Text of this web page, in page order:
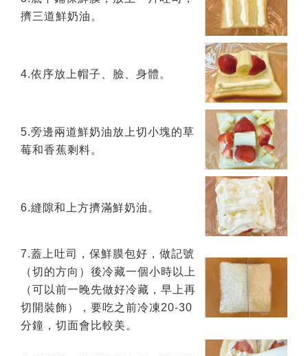
擠三道鮮奶油。
4.依序放上帽子、臉、身體。
5.旁邊兩道鮮奶油放上切小塊的草
莓和香蕉剩料。
6.縫隙和上方擠滿鮮奶油。
7.蓋上吐司，保鮮膜包好，做記號
（切的方向）後冷藏一個小時以上
（可以前一晚先做好冷藏，早上再
切開裝飾），要吃之前冷凍20-30
分鐘，切面會比較美。